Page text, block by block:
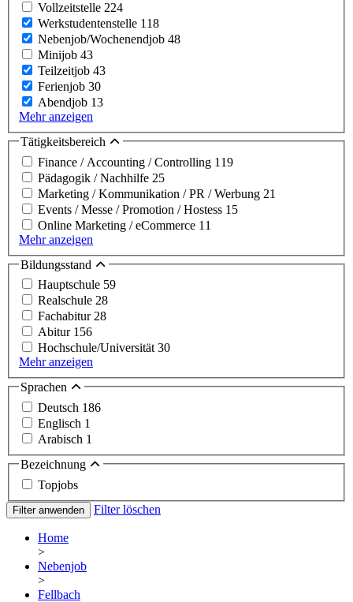
Vollzeitstelle 224
Werkstudentenstelle 118
Nebenjob/Wochenendjob 48
Minijob 43
Teilzeitjob 43
Ferienjob 30
Abendjob 13
Mehr anzeigen
Tätigkeitsbereich
Finance / Accounting / Controlling 119
Pädagogik / Nachhilfe 25
Marketing / Kommunikation / PR / Werbung 21
Events / Messe / Promotion / Hostess 15
Online Marketing / eCommerce 11
Mehr anzeigen
Bildungsstand
Hauptschule 59
Realschule 28
Fachabitur28
Abitur 156
Hochschule/Universität30
Mehr anzeigen
Sprachen
Deutsch 186
Englisch 1
Arabisch 1
Bezeichnung
Topjobs
Filter anwenden Filter löschen
Home
>
Nebenjob
>
Fellbach